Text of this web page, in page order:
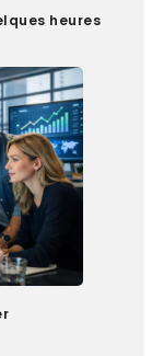
heures